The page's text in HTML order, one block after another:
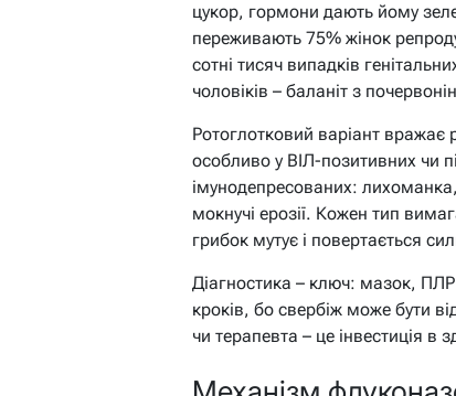
цукор, гормони дають йому
переживають 75% жінок
сотні тисяч випадків
чоловіків – баланіт з
Ротоглотковий варіант вражає
особливо у ВІЛ-позитивних чи
імунодепресованих:
мокнучі ерозії. Кожен тип
грибок мутує і повертається
Діагностика – ключ: мазок,
кроків, бо свербіж може бути
чи терапевта – це інвестиція в